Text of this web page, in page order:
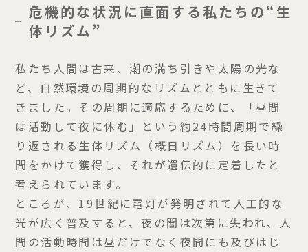
危機的な状況に直面する私たちの“生
体リズム”
私たち人間は古来、潮の満ち引きや太陽の光な
ど、自然環境の周期的なリズムとともに生きて
きました。その周期に適応するために、「昼間
は活動して夜に休む」という約24時間周期で繰
り返される生体リズム（概日リズム）を長い時
間をかけて獲得し、それが遺伝的に定着したと
考えられています。
ところが、19世紀に電灯が発明されて人工的な
光が広く普及すると、夜の闇は次第に失われ、人
間の活動時間は昼だけでなく夜間にも及びはじ